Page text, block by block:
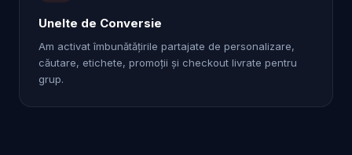
Unelte de Conversie
Am activat îmbunătățirile partajate de personalizare,
căutare, etichete, promoții și checkout livrate pentru
grup.